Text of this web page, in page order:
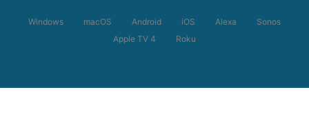
Windows macOS Android iOS Alexa
Sonos
Apple TV 4
Roku